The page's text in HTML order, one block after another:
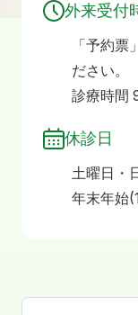
外来受付
「予約
ださい。
診療時間
休診日
土曜日・
年末年始